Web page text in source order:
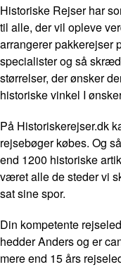
Historiske Rejser har
til alle, der vil opleve
arrangerer pakkerejser
specialister og så
størrelser, der ønsker
historiske vinkel I
På Historiskerejser.dk
rejsebøger købes. Og
end 1200 historiske
været alle de steder vi
sat sine spor.
Din kompetente
hedder Anders og er
mere end 15 års